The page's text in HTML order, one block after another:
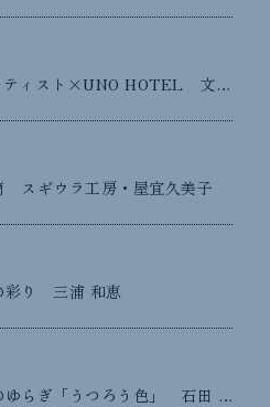
木造台湾自己館 | 台湾アーティスト×UNO HOTEL 文化交流イベント
ギウラ工房・屋宜久美子
彩り 三浦 和恵
色彩が織りなす、ガラスのゆらぎ「うつろう色」 石田 彩